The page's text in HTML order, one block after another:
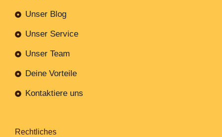
Unser Blog
Unser Service
Unser Team
Deine Vorteile
Kontaktiere uns
Rechtliches